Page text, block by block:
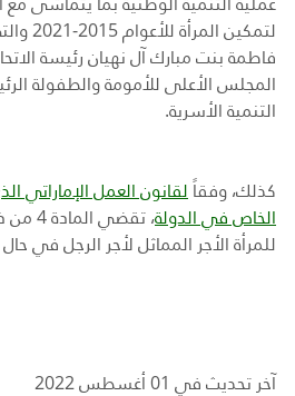
لتمكين
فاطمة بنت مبارك آل نهيان رئيسة
المجلس الأعلى للأمومة والطفولة
التنمية الأسرية.
كذلك، وفقاً لقانون العمل الإماراتي
الخاص في الدولة
،
للمرأة الأجر المماثل لأجر الرجل في
آخر تحديث في 01 أغسطس 2022